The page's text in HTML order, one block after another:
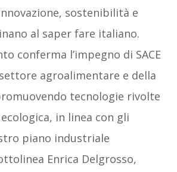
sostenibilità e
al saper fare italiano.
conferma l’impegno di SACE
agroalimentare e della
tecnologie rivolte
in linea con gli
piano industriale
Enrica Delgrosso,